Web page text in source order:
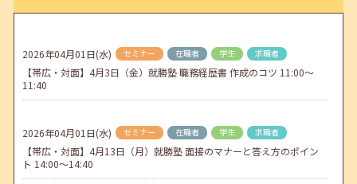
2026年04月02日(木) jobcafeからのお知らせ
2026年04月01日(水) jobcafeからのお知らせ
地方拠点臨時閉所のお知らせ
2026年04月01日(水) セミナー 在職者 学生 求職者
【帯広・対面】4月3日（金）就勝塾 職務経歴書 作成のコツ 11:00～
11:40
2026年04月01日(水) セミナー 在職者 学生 求職者
【帯広・対面】4月13日（月）就勝塾 面接のマナーと答え方のポイン
ト 14:00～14:40